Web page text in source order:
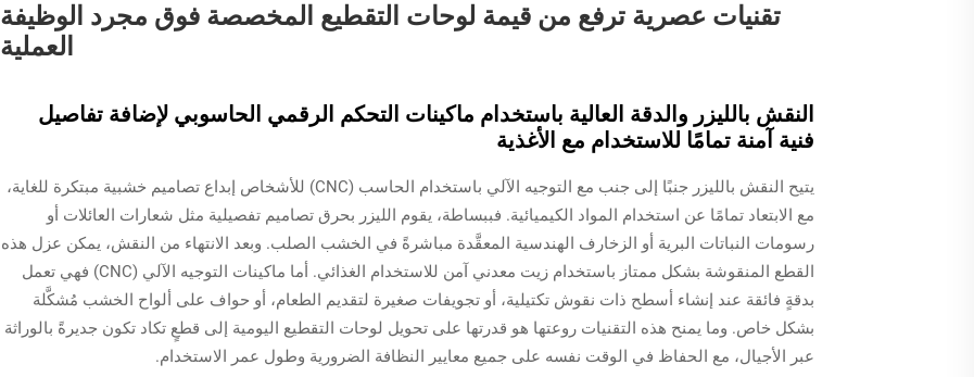
تقنيات عصرية ترفع من قيمة لوحات التقطيع المخصصة فوق مجرد الوظيفة
العملية
النقش بالليزر والدقة العالية باستخدام ماكينات التحكم الرقمي الحاسوبي لإضافة تفاصيل
فنية آمنة تمامًا للاستخدام مع الأغذية
يتيح النقش بالليزر جنبًا إلى جنب مع التوجيه الآلي باستخدام الحاسب (CNC) للأشخاص إبداع تصاميم خشبية مبتكرة للغاية،
مع الابتعاد تمامًا عن استخدام المواد الكيميائية. فببساطة، يقوم الليزر بحرق تصاميم تفصيلية مثل شعارات العائلات أو
رسومات النباتات البرية أو الزخارف الهندسية المعقَّدة مباشرةً في الخشب الصلب. وبعد الانتهاء من النقش، يمكن عزل هذه
القطع المنقوشة بشكل ممتاز باستخدام زيت معدني آمن للاستخدام الغذائي. أما ماكينات التوجيه الآلي (CNC) فهي تعمل
بدقةٍ فائقة عند إنشاء أسطح ذات نقوش تكتيلية، أو تجويفات صغيرة لتقديم الطعام، أو حواف على ألواح الخشب مُشكَّلة
بشكل خاص. وما يمنح هذه التقنيات روعتها هو قدرتها على تحويل لوحات التقطيع اليومية إلى قطعٍ تكاد تكون جديرةً بالوراثة
عبر الأجيال، مع الحفاظ في الوقت نفسه على جميع معايير النظافة الضرورية وطول عمر الاستخدام.